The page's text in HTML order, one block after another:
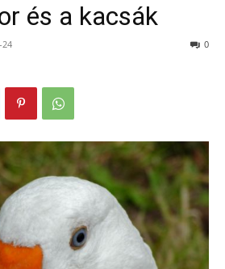
és a kacsák
24 0